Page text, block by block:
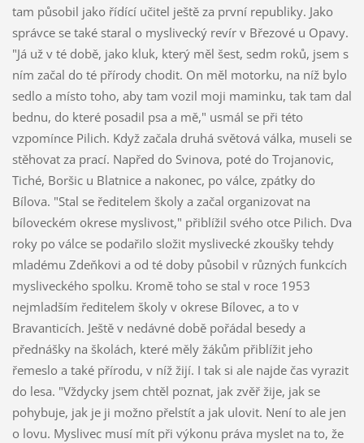
tam působil jako řídící učitel ještě za první republiky. Jako
správce se také staral o myslivecký revír v Březové u Opavy.
"Já už v té době, jako kluk, který měl šest, sedm roků, jsem s
ním začal do té přírody chodit. On měl motorku, na níž bylo
sedlo a místo toho, aby tam vozil moji maminku, tak tam dal
bednu, do které posadil psa a mě," usmál se při této
vzpomínce Pilich. Když začala druhá světová válka, museli se
stěhovat za prací. Napřed do Svinova, poté do Trojanovic,
Tiché, Boršic u Blatnice a nakonec, po válce, zpátky do
Bílova. "Stal se ředitelem školy a začal organizovat na
bíloveckém okrese myslivost," přiblížil svého otce Pilich. Dva
roky po válce se podařilo složit myslivecké zkoušky tehdy
mladému Zdeňkovi a od té doby působil v různých funkcích
mysliveckého spolku. Kromě toho se stal v roce 1953
nejmladším ředitelem školy v okrese Bílovec, a to v
Bravanticích. Ještě v nedávné době pořádal besedy a
přednášky na školách, které měly žákům přiblížit jeho
řemeslo a také přírodu, v níž žijí. I tak si ale najde čas vyrazit
do lesa. "Vždycky jsem chtěl poznat, jak zvěř žije, jak se
pohybuje, jak je ji možno přelstít a jak ulovit. Není to ale jen
o lovu. Myslivec musí mít při výkonu práva myslet na to, že